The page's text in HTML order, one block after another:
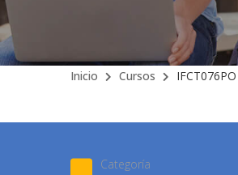
Inicio Cursos
Categoría